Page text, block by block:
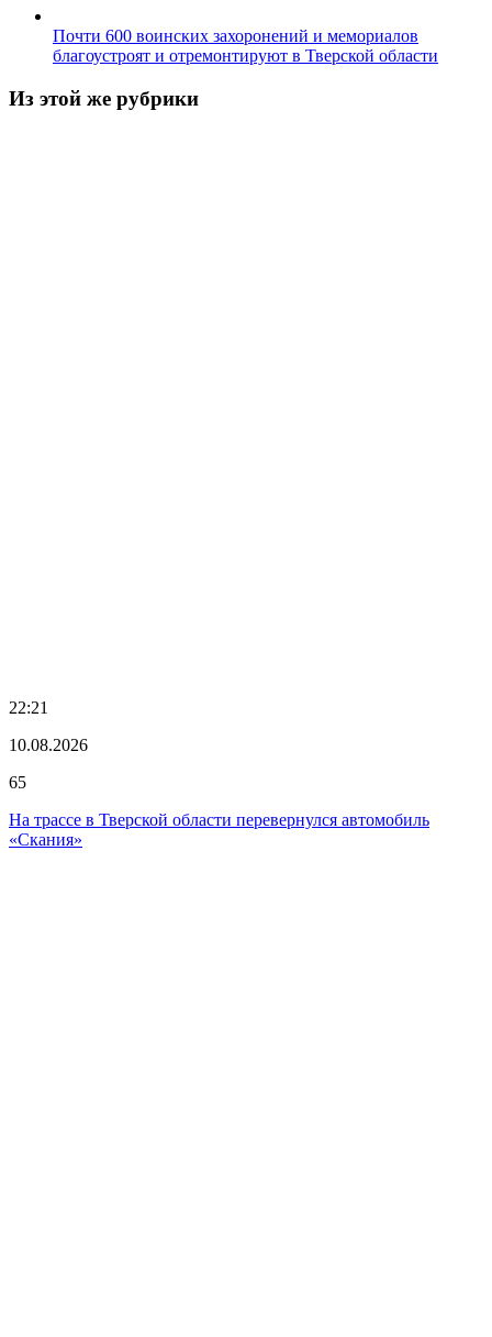
Почти 600 воинских захоронений и мемориалов
благоустроят и отремонтируют в Тверской области
Из этой же рубрики
22:21
10.08.2026
65
На трассе в Тверской области перевернулся автомобиль
«Скания»